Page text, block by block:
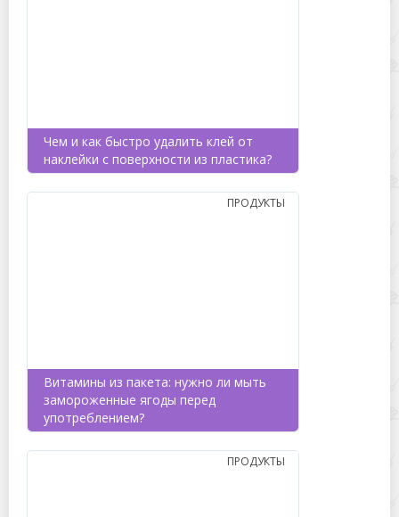
Чем и как быстро удалить клей от
наклейки с поверхности из пластика?
Витамины из пакета: нужно ли мыть
замороженные ягоды перед
употреблением?
ПРОДУКТЫ
ПРОДУКТЫ